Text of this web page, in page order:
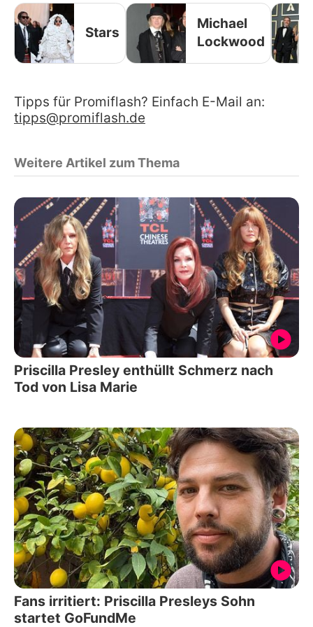
Stars
Michael
Lockwood
Tipps für Promiflash? Einfach E-Mail an:
tipps@promiflash.de
Weitere Artikel zum Thema
Priscilla Presley enthüllt Schmerz nach
Tod von Lisa Marie
Fans irritiert: Priscilla Presleys Sohn
startet GoFundMe